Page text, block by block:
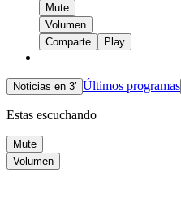
Mute
Volumen
Comparte
Play
Noticias en 3′ Últimos programas
Estas escuchando
Mute
Volumen